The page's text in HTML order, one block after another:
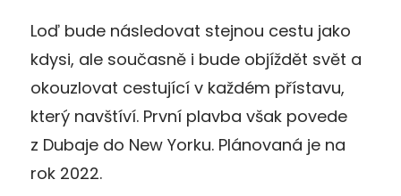
Loď bude následovat stejnou cestu jako
kdysi, ale současně i bude objíždět svět a
okouzlovat cestující v každém přístavu,
který navštíví. První plavba však povede
z Dubaje do New Yorku. Plánovaná je na
rok 2022.